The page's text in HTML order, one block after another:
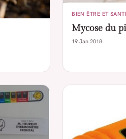
BIEN ÊTRE ET
Mycose du
19 Jan 2018